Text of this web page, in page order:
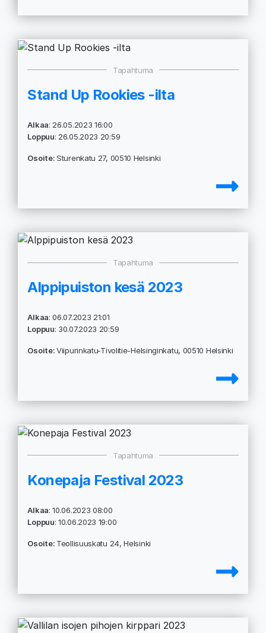
Tapahtuma
Stand Up Rookies -ilta
Alkaa: 26.05.2023 16:00
Loppuu: 26.05.2023 20:59
Osoite:Sturenkatu 27, 00510 Helsinki
Tapahtuma
Alppipuiston kesä 2023
Alkaa: 06.07.2023 21:01
Loppuu: 30.07.2023 20:59
Osoite:Viipurinkatu-Tivolitie-Helsinginkatu, 00510 Helsinki
Tapahtuma
Konepaja Festival 2023
Alkaa: 10.06.2023 08:00
Loppuu: 10.06.2023 19:00
Osoite: Teollisuuskatu 24, Helsinki